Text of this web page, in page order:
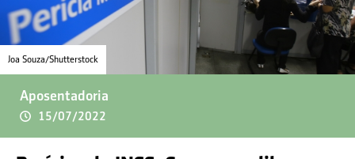
Joa Souza/Shutterstock
Aposentadoria
15/07/2022